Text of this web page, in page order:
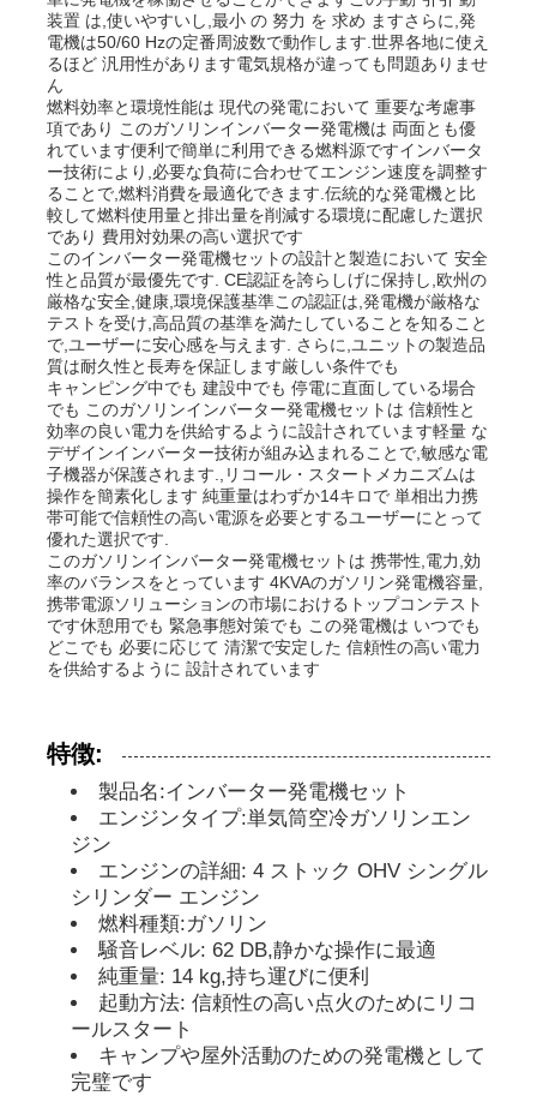
ビデオ
企業情報
会社案内
品質管理
お問い合わせ
ニュース
すべての場合
見積依頼
ディーゼル発電機セット
ポータブル発電機セット
産業用発電機セット
デジタル発電機セット
オープンフレームジェネレーター
装置 は,使いやすいし,最小 の 努力 を 求め ますさらに,発
電機は50/60 Hzの定番周波数で動作します.世界各地に使え
るほど 汎用性があります電気規格が違っても問題ありませ
ん
燃料効率と環境性能は 現代の発電において 重要な考慮事
項であり このガソリンインバーター発電機は 両面とも優
れています便利で簡単に利用できる燃料源ですインバータ
ー技術により,必要な負荷に合わせてエンジン速度を調整す
ることで,燃料消費を最適化できます.伝統的な発電機と比
較して燃料使用量と排出量を削減する環境に配慮した選択
であり 費用対効果の高い選択です
このインバーター発電機セットの設計と製造において 安全
性と品質が最優先です. CE認証を誇らしげに保持し,欧州の
厳格な安全,健康,環境保護基準この認証は,発電機が厳格な
テストを受け,高品質の基準を満たしていることを知ること
で,ユーザーに安心感を与えます. さらに,ユニットの製造品
質は耐久性と長寿を保証します厳しい条件でも
キャンピング中でも 建設中でも 停電に直面している場合
でも このガソリンインバーター発電機セットは 信頼性と
効率の良い電力を供給するように設計されています軽量 な
デザインインバーター技術が組み込まれることで,敏感な電
子機器が保護されます.,リコール・スタートメカニズムは
操作を簡素化します 純重量はわずか14キロで 単相出力携
帯可能で信頼性の高い電源を必要とするユーザーにとって
優れた選択です.
このガソリンインバーター発電機セットは 携帯性,電力,効
率のバランスをとっています 4KVAのガソリン発電機容量,
携帯電源ソリューションの市場におけるトップコンテスト
です休憩用でも 緊急事態対策でも この発電機は いつでも
どこでも 必要に応じて 清潔で安定した 信頼性の高い電力
を供給するように 設計されています
特徴:
製品名:インバーター発電機セット
エンジンタイプ:単気筒空冷ガソリンエン
ジン
エンジンの詳細: 4 ストック OHV シングル
シリンダー エンジン
燃料種類:ガソリン
騒音レベル: 62 DB,静かな操作に最適
純重量: 14 kg,持ち運びに便利
起動方法: 信頼性の高い点火のためにリコ
ールスタート
キャンプや屋外活動のための発電機として
完璧です